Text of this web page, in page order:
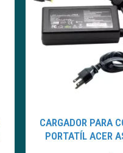
CARGADOR PARA
PORTATÍL ACER